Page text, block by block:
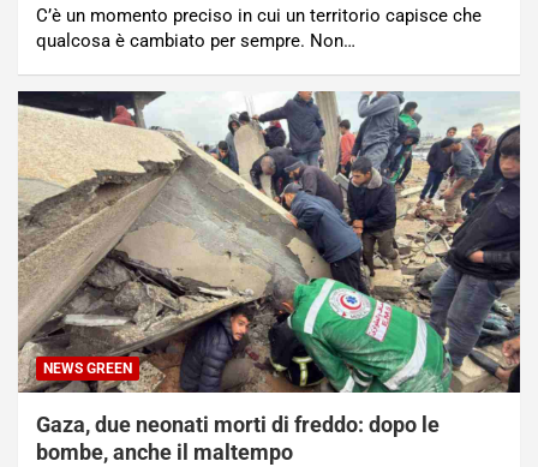
C’è un momento preciso in cui un territorio capisce che
qualcosa è cambiato per sempre. Non…
NEWS GREEN
Gaza, due neonati morti di freddo: dopo le
bombe, anche il maltempo